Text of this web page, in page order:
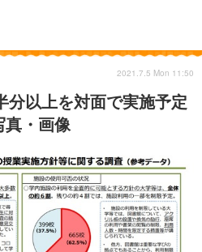
分以上を対面で実施予定
真・画像
2021.7.5 Mon 11:50